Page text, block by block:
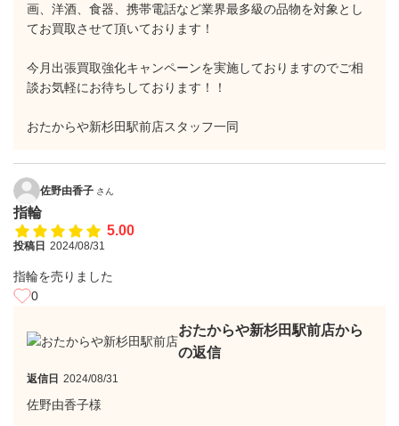
画、洋酒、食器、携帯電話など業界最多級の品物を対象とし
てお買取させて頂いております！
今月出張買取強化キャンペーンを実施しておりますのでご相
談お気軽にお待ちしております！！
おたからや新杉田駅前店スタッフ一同
佐野由香子 さん
指輪
5.00
投稿日 2024/08/31
指輪を売りました
0
おたからや新杉田駅前店から
の返信
返信日 2024/08/31
佐野由香子様